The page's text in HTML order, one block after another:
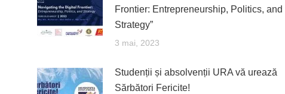
Frontier: Entrepreneurship, Politics, and
Strategy”
3 mai, 2023
Studenții și absolvenții URA vă urează
Sărbători Fericite!